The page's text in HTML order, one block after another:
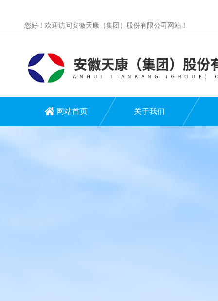
您好！欢迎访问安徽天康（集团）股份有限公司网站！
网站首页 关于我们